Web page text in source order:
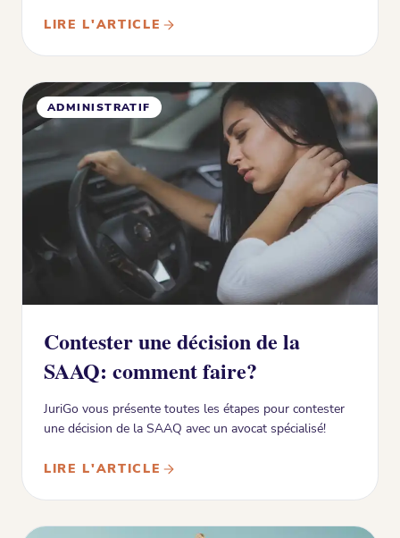
LIRE L'ARTICLE
ADMINISTRATIF
Contester une décision de la
SAAQ: comment faire?
JuriGo vous présente toutes les étapes pour contester
une décision de la SAAQ avec un avocat spécialisé!
LIRE L'ARTICLE